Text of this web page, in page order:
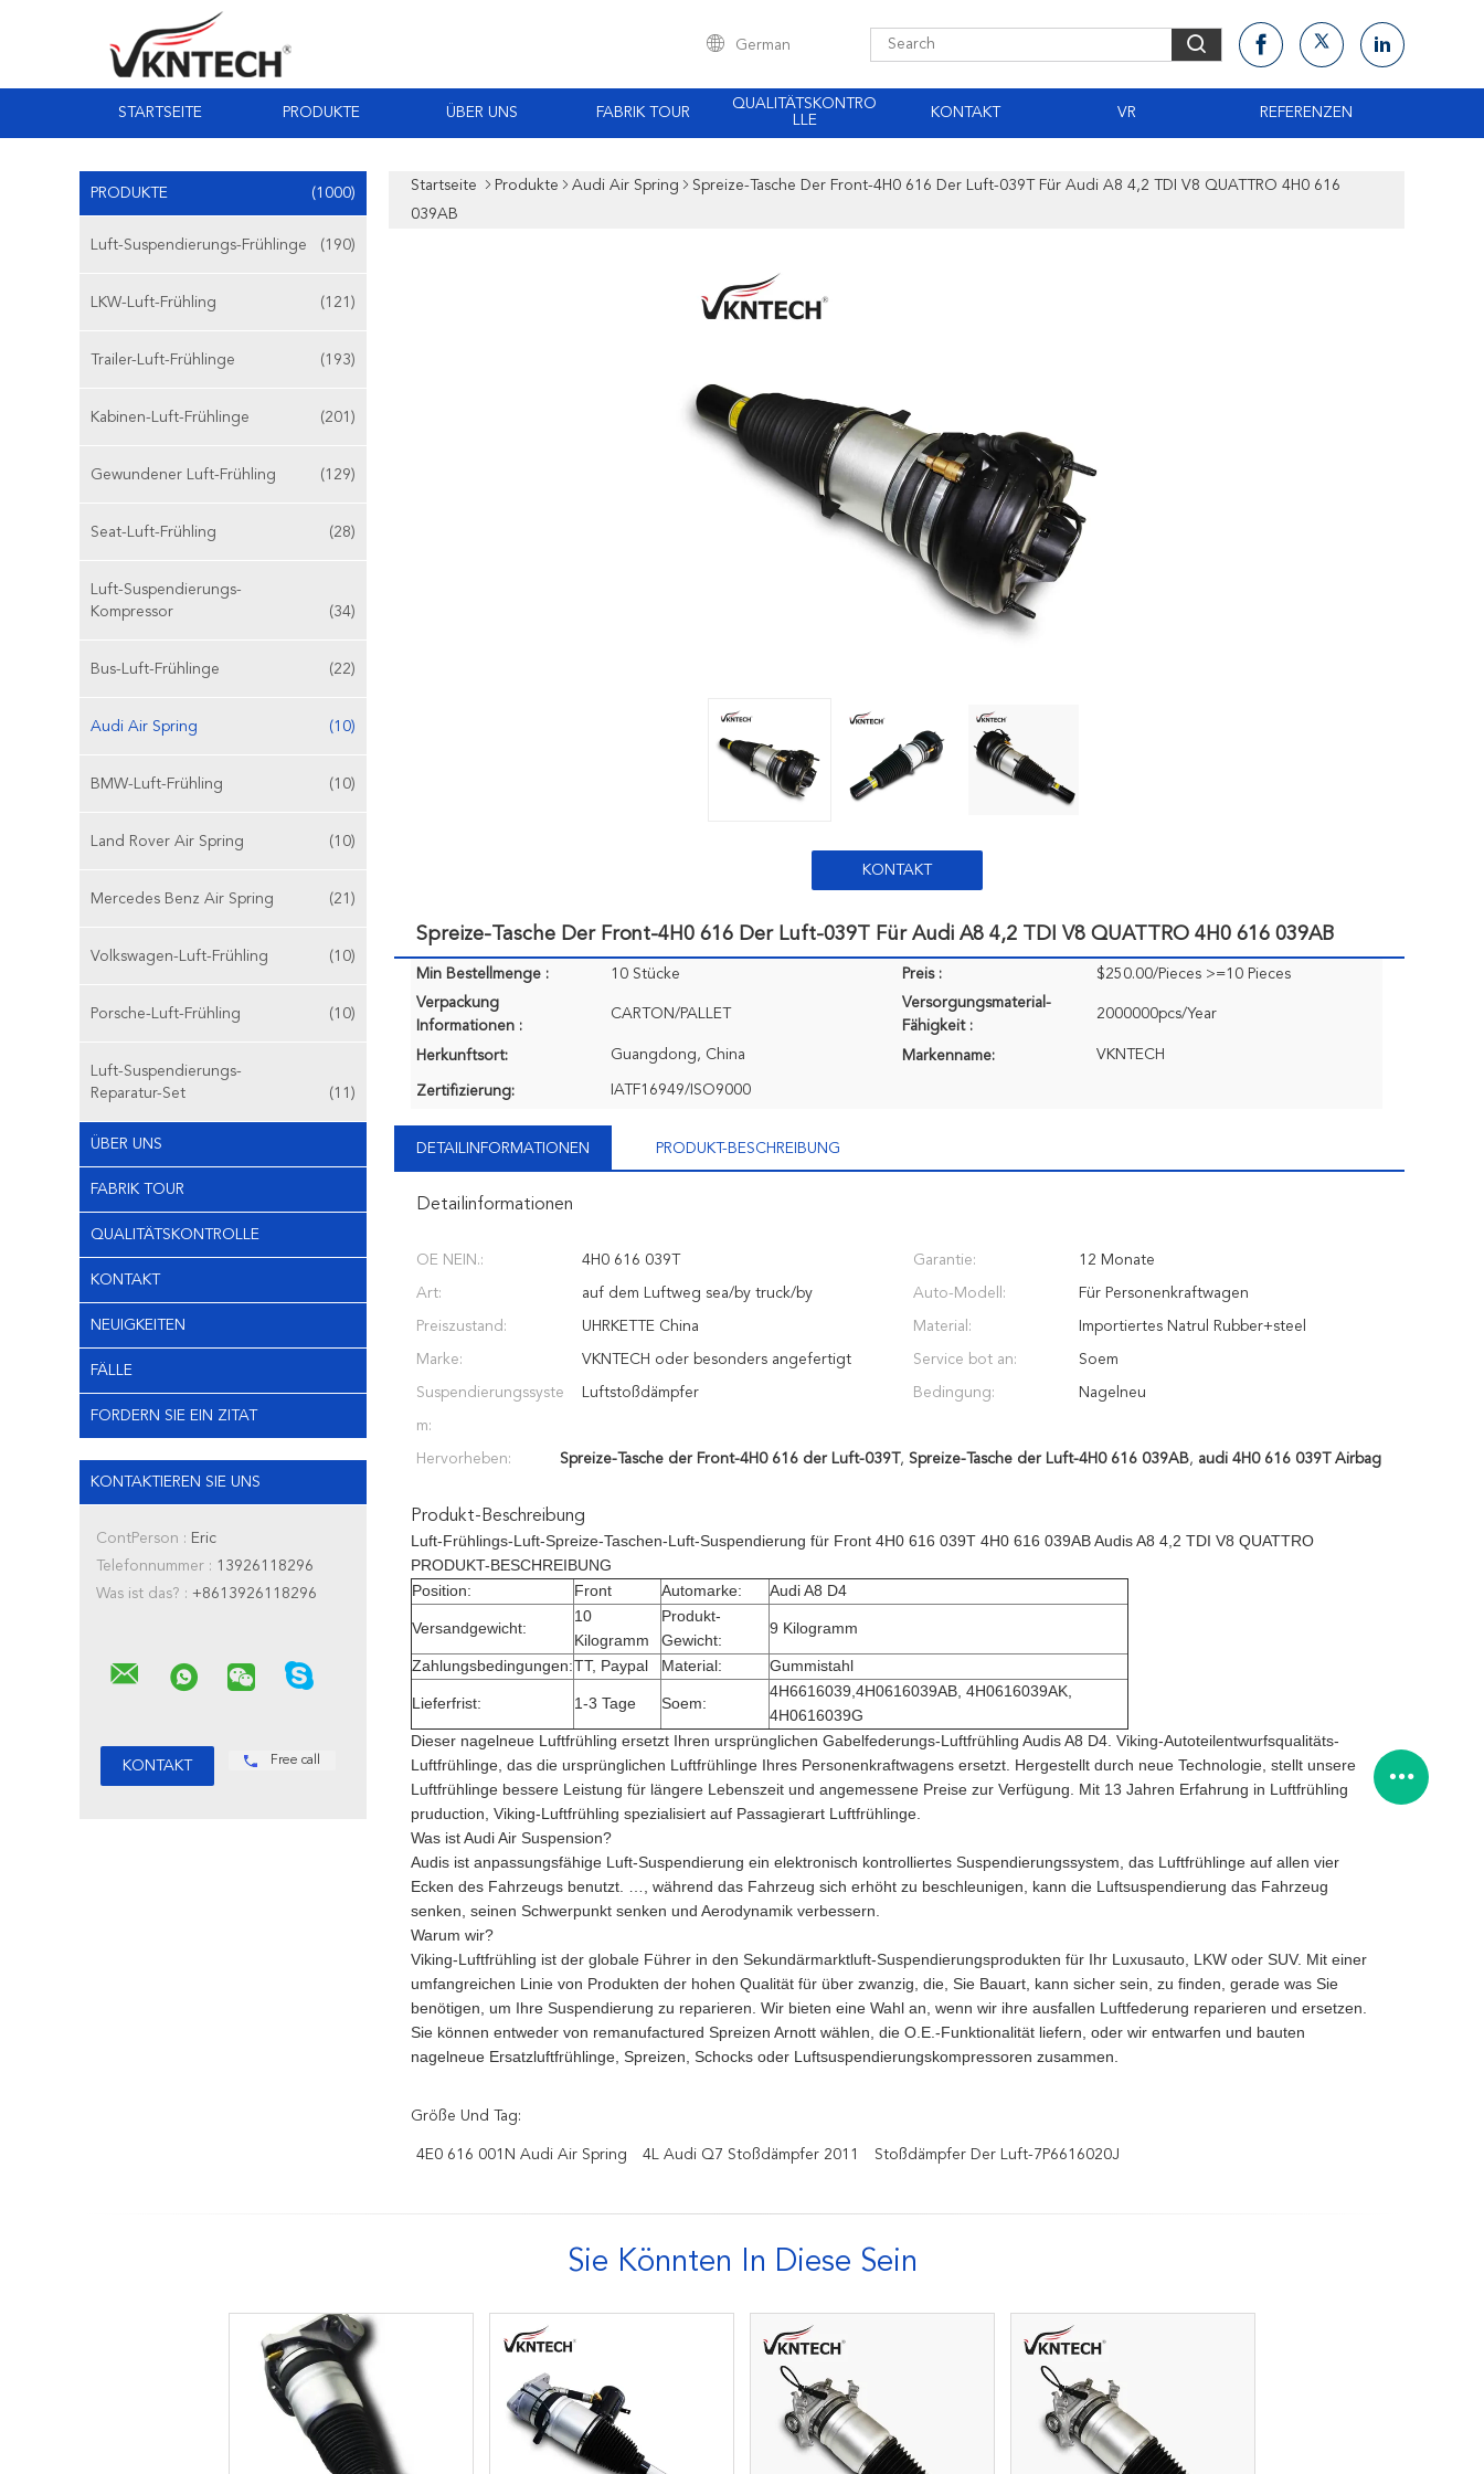
German
STARTSEITE PRODUKTE ÜBER UNS FABRIK TOUR
QUALITÄTSKONTRO
LLE
KONTAKT VR REFERENZEN
PRODUKTE (1000)
Luft-Suspendierungs-Frühlinge (190)
LKW-Luft-Frühling (121)
Trailer-Luft-Frühlinge (193)
Kabinen-Luft-Frühlinge (201)
Gewundener Luft-Frühling (129)
Seat-Luft-Frühling (28)
Luft-Suspendierungs-
Kompressor
(34)
Bus-Luft-Frühlinge (22)
Audi Air Spring (10)
BMW-Luft-Frühling (10)
Land Rover Air Spring (10)
Mercedes Benz Air Spring (21)
Volkswagen-Luft-Frühling (10)
Porsche-Luft-Frühling (10)
Luft-Suspendierungs-
Reparatur-Set
(11)
ÜBER UNS
FABRIK TOUR
QUALITÄTSKONTROLLE
KONTAKT
NEUIGKEITEN
FÄLLE
FORDERN SIE EIN ZITAT
KONTAKTIEREN SIE UNS
ContPerson : Eric
Telefonnummer : 13926118296
Was ist das? : +8613926118296
Free call
Startseite Produkte Audi Air Spring
Spreize-Tasche Der Front-4H0 616 Der Luft-039T Für Audi A8 4,2 TDI V8 QUATTRO 4H0 616
039AB
KONTAKT
Spreize-Tasche Der Front-4H0 616 Der Luft-039T Für Audi A8 4,2 TDI V8 QUATTRO 4H0 616 039AB
Min Bestellmenge : 10 Stücke Preis :
$250.00/Pieces >=10 Pieces
Verpackung
Informationen :
CARTON/PALLET
Versorgungsmaterial-
Fähigkeit :
2000000pcs/Year
Herkunftsort: Guangdong, China Markenname: VKNTECH
Zertifizierung: IATF16949/ISO9000
DETAILINFORMATIONEN PRODUKT-BESCHREIBUNG
Detailinformationen
OE NEIN.: 4H0 616 039T Garantie: 12 Monate
Art: auf dem Luftweg sea/by truck/by Auto-Modell: Für Personenkraftwagen
Preiszustand: UHRKETTE China Material: Importiertes Natrul Rubber+steel
Marke: VKNTECH oder besonders angefertigt Service bot an: Soem
Suspendierungssyste
m:
Luftstoßdämpfer Bedingung: Nagelneu
Hervorheben: Spreize-Tasche der Front-4H0 616 der Luft-039T , Spreize-Tasche der Luft-4H0 616 039AB, audi 4H0 616 039T Airbag
Produkt-Beschreibung
Luft-Frühlings-Luft-Spreize-Taschen-Luft-Suspendierung für Front 4H0 616 039T 4H0 616 039AB Audis A8 4,2 TDI V8 QUATTRO
PRODUKT-BESCHREIBUNG
Position:
Front Automarke: Audi A8 D4
Versandgewicht:
10
Kilogramm
Produkt-
Gewicht:
9 Kilogramm
Zahlungsbedingungen:TT, Paypal Material: Gummistahl
Lieferfrist: 1-3 Tage Soem:
4H6616039,4H0616039AB, 4H0616039AK,
4H0616039G
Dieser nagelneue Luftfrühling ersetzt Ihren ursprünglichen Gabelfederungs-Luftfrühling Audis A8 D4. Viking-Autoteilentwurfsqualitäts-
Luftfrühlinge, das die ursprünglichen Luftfrühlinge Ihres Personenkraftwagens ersetzt. Hergestellt durch neue Technologie, stellt unsere
Luftfrühlinge bessere Leistung für längere Lebenszeit und angemessene Preise zur Verfügung. Mit 13 Jahren Erfahrung in Luftfrühling
pruduction, Viking-Luftfrühling spezialisiert auf Passagierart Luftfrühlinge.
Was ist Audi Air Suspension?
Audis ist anpassungsfähige Luft-Suspendierung ein elektronisch kontrolliertes Suspendierungssystem, das Luftfrühlinge auf allen vier
Ecken des Fahrzeugs benutzt. …, während das Fahrzeug sich erhöht zu beschleunigen, kann die Luftsuspendierung das Fahrzeug
senken, seinen Schwerpunkt senken und Aerodynamik verbessern.
Warum wir?
Viking-Luftfrühling ist der globale Führer in den Sekundärmarktluft-Suspendierungsprodukten für Ihr Luxusauto, LKW oder SUV. Mit einer
umfangreichen Linie von Produkten der hohen Qualität für über zwanzig, die, Sie Bauart, kann sicher sein, zu finden, gerade was Sie
benötigen, um Ihre Suspendierung zu reparieren. Wir bieten eine Wahl an, wenn wir ihre ausfallen Luftfederung reparieren und ersetzen.
Sie können entweder von remanufactured Spreizen Arnott wählen, die O.E.-Funktionalität liefern, oder wir entwarfen und bauten
nagelneue Ersatzluftfrühlinge, Spreizen, Schocks oder Luftsuspendierungskompressoren zusammen.
Größe Und Tag:
4E0 616 001N Audi Air Spring 4L Audi Q7 Stoßdämpfer 2011 Stoßdämpfer Der Luft-7P6616020J
Sie Könnten In Diese Sein